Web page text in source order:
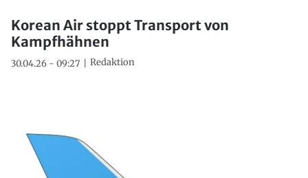
Korean Air stoppt Transport von
Kampfhähnen
30.04.26 - 09:27 Redaktion